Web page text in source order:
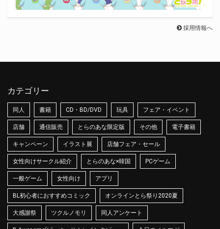
採用情報へ
カテゴリー
同人 書籍 CD・BD/DVD 玩具 フェア・イベント
店舗 通信販売 とらのあな限定版 その他 電子書籍
キャンペーン イラスト展 店舗フェア・セール
女性向けサークル紹介 とらのあな×韓国 PCゲーム
一般ゲーム 女性向け アプリ
BL初心者におすすめコミック オンラインとら祭り2020夏
大感謝祭 ツクルノモリ 同人アンケート